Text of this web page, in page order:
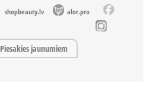
shopbeauty.lv alor.pro
Piesakies jaunumiem